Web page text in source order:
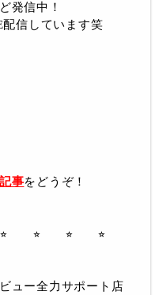
発信中！
信しています笑
事をどうぞ！
⭐︎ ⭐︎ ⭐︎
ュー全力サポート店